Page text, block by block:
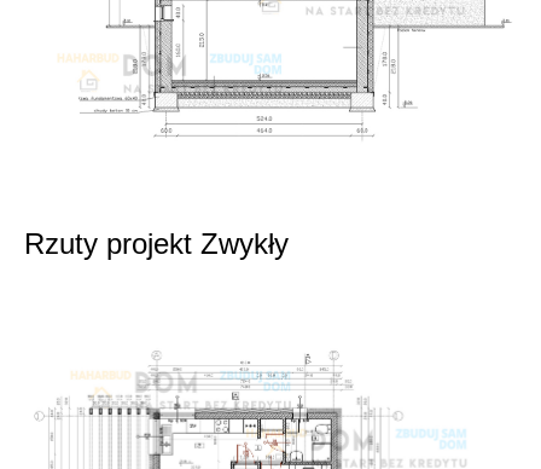
Rzuty projekt Zwykły